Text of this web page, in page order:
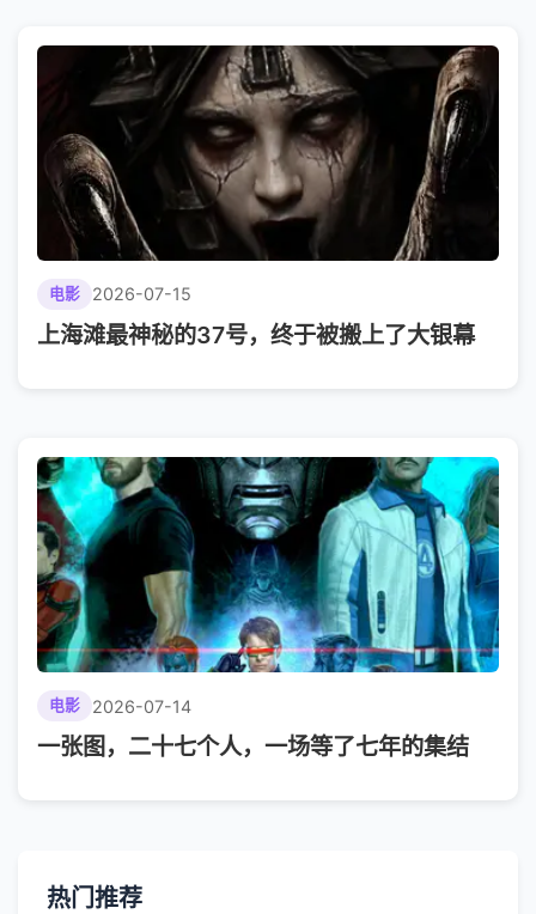
电影 2026-07-15
上海滩最神秘的37号，终于被搬上了大银幕
电影 2026-07-14
一张图，二十七个人，一场等了七年的集结
热门推荐